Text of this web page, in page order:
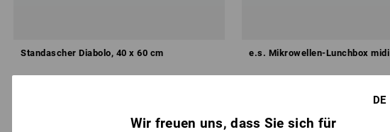
Standascher Diabolo, 40 x 60 cm e.s. Mikrowellen-Lunchbox midi
DE
Wir freuen uns, dass Sie sich für